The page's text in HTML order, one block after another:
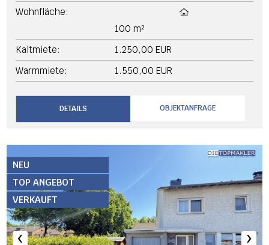
Wohnfläche:
100 m²
Kaltmiete:
1.250,00 EUR
Warmmiete:
1.550,00 EUR
DETAILS OBJEKTANFRAGE
‹ ›
NEU
TOP ANGEBOT
VERKAUFT